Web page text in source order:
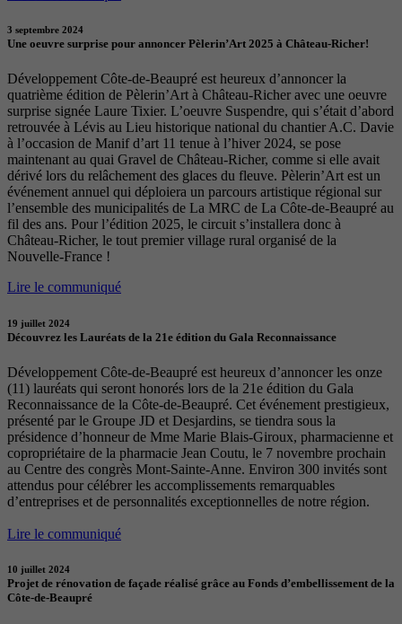
3 septembre 2024
Une oeuvre surprise pour annoncer Pèlerin’Art 2025 à Château-Richer!
Développement Côte-de-Beaupré est heureux d’annoncer la
quatrième édition de Pèlerin’Art à Château-Richer avec une oeuvre
surprise signée Laure Tixier. L’oeuvre Suspendre, qui s’était d’abord
retrouvée à Lévis au Lieu historique national du chantier A.C. Davie
à l’occasion de Manif d’art 11 tenue à l’hiver 2024, se pose
maintenant au quai Gravel de Château-Richer, comme si elle avait
dérivé lors du relâchement des glaces du fleuve. Pèlerin’Art est un
événement annuel qui déploiera un parcours artistique régional sur
l’ensemble des municipalités de La MRC de La Côte-de-Beaupré au
fil des ans. Pour l’édition 2025, le circuit s’installera donc à
Château-Richer, le tout premier village rural organisé de la
Nouvelle-France !
Lire le communiqué
19 juillet 2024
Découvrez les Lauréats de la 21e édition du Gala Reconnaissance
Développement Côte-de-Beaupré est heureux d’annoncer les onze
(11) lauréats qui seront honorés lors de la 21e édition du Gala
Reconnaissance de la Côte-de-Beaupré. Cet événement prestigieux,
présenté par le Groupe JD et Desjardins, se tiendra sous la
présidence d’honneur de Mme Marie Blais-Giroux, pharmacienne et
copropriétaire de la pharmacie Jean Coutu, le 7 novembre prochain
au Centre des congrès Mont-Sainte-Anne. Environ 300 invités sont
attendus pour célébrer les accomplissements remarquables
d’entreprises et de personnalités exceptionnelles de notre région.
Lire le communiqué
10 juillet 2024
Projet de rénovation de façade réalisé grâce au Fonds d’embellissement de la
Côte-de-Beaupré